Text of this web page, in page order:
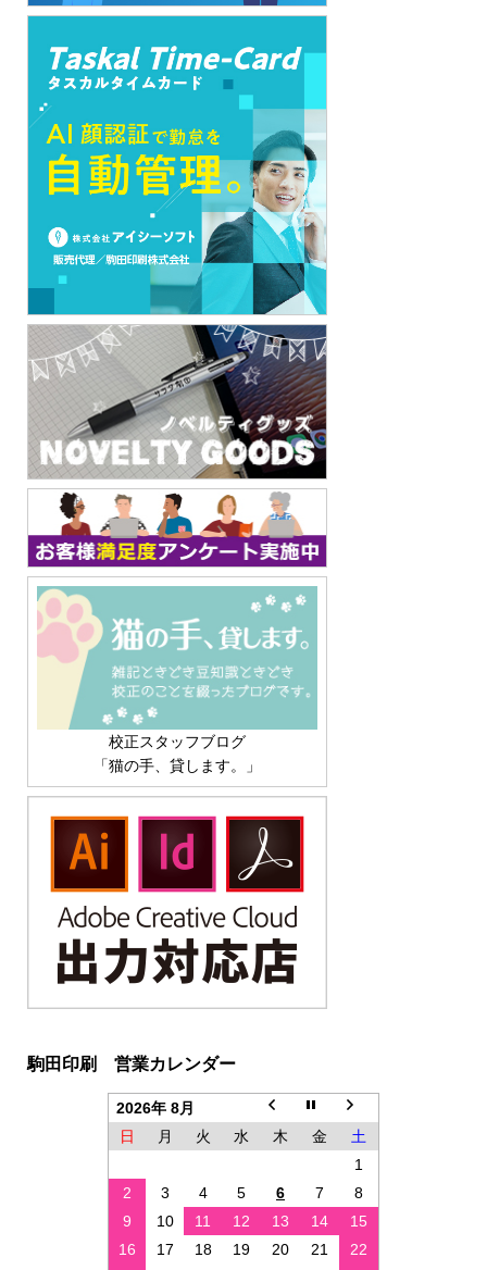
校正スタッフブログ
「猫の手、貸します。」
駒田印刷 営業カレンダー
2026年 8月
日
月 火 水 木 金
土
1
2
3 4 5 6 7
8
9
10 11 12 13 14
15
16
17 18 19 20 21
22